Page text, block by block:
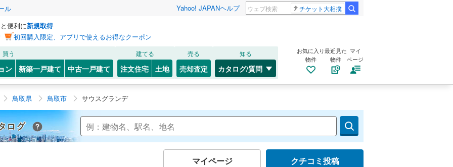
ル Yahoo! JAPANヘルプ チケット大相撲
便利に新規取得
初回購入限定、アプリで使えるお得なクーポン
買う
ン 新築一戸建て 中古一戸建て
建てる
注文住宅 土地
売る
売却査定
知る
カタログ/質問
お気に入り
物件
最近見た
物件
マイ
ページ
鳥取県 鳥取市 サウスグランデ
Yahoo!不動産 マンションカタログ
マイページ クチコミ投稿